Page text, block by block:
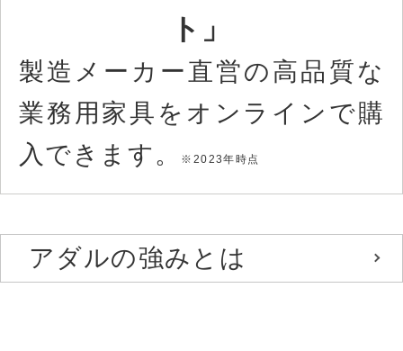
ト」
製造メーカー直営の高品質な
業務用家具をオンラインで購
入できます。
※2023年時点
アダルの強みとは